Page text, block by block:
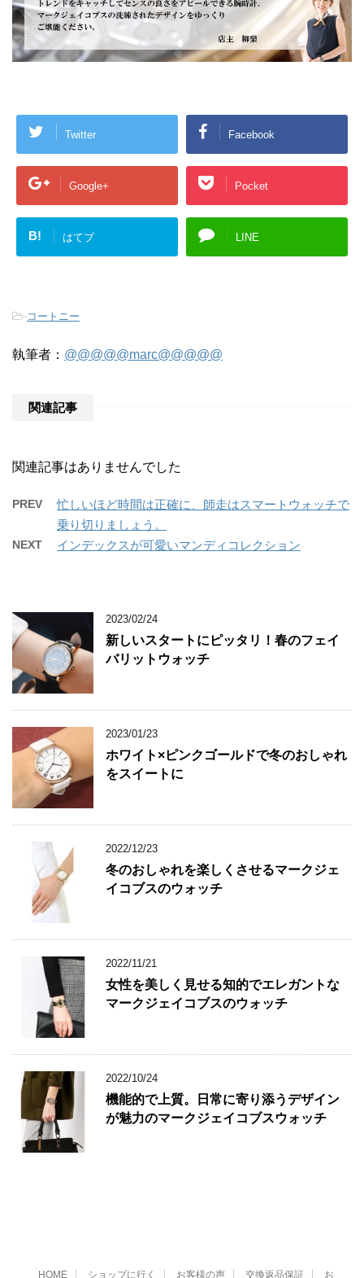
Twitter Facebook
Google+ Pocket
B! はてブ LINE
-コートニー
執筆者： @@@@@marc@@@@@
関連記事
関連記事はありませんでした
PREV
忙しいほど時間は正確に、師走はスマートウォッチで
乗り切りましょう。
NEXT インデックスが可愛いマンディコレクション
2023/02/24
新しいスタートにピッタリ！春のフェイ
バリットウォッチ
2023/01/23
ホワイト×ピンクゴールドで冬のおしゃれ
をスイートに
2022/12/23
冬のおしゃれを楽しくさせるマークジェ
イコブスのウォッチ
2022/11/21
女性を美しく見せる知的でエレガントな
マークジェイコブスのウォッチ
2022/10/24
機能的で上質。日常に寄り添うデザイン
が魅力のマークジェイコブスウォッチ
HOME ショップに行く お客様の声 交換返品保証 お